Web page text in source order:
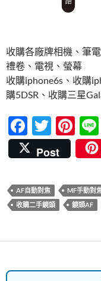
收購各廠牌相機、筆
禮卷、電視、螢幕
收購iphone6s、收購
購5DSR、收購三星
F
ac
e
b
o
k
T
w
itt
er
Pi
nt
er
es
t
Post
AF自動對焦 MF手動對
收購二手鏡頭
鏡頭AF